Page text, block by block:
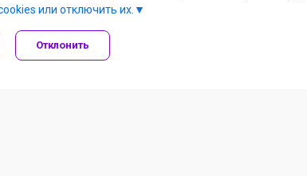
или отключить их.
Отклонить